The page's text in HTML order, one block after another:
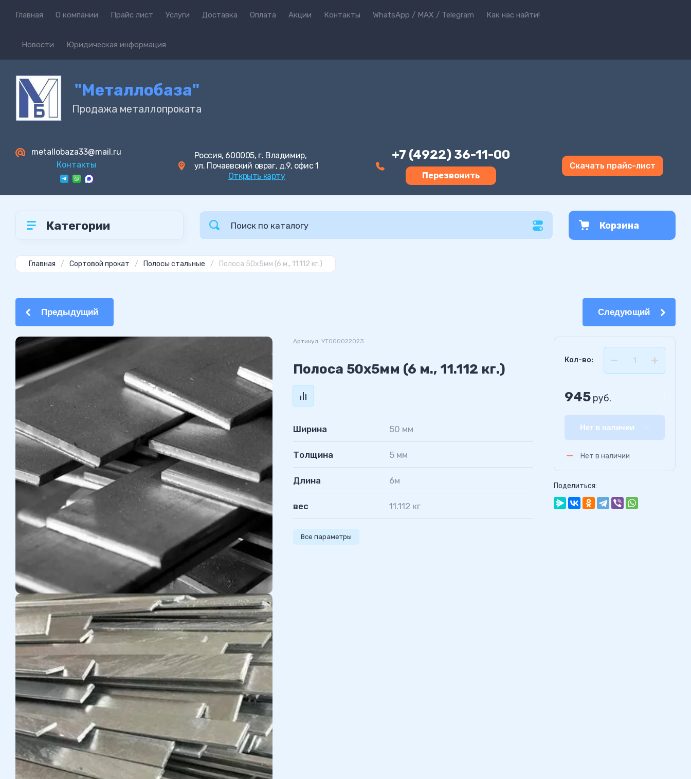
Главная О компании Прайс лист Услуги Доставка Оплата Акции Контакты WhatsApp / MAX / Telegram Как нас найти!
Новости Юридическая информация
"Металлобаза"
Продажа металлопроката
metallobaza33@mail.ru
Контакты
Россия, 600005, г. Владимир,
ул. Почаевский овраг, д.9, офис 1
Открыть карту
+7 (4922) 36-11-00
Перезвонить
Скачать прайс-лист
Категории Корзина
Главная / Сортовой прокат / Полосы стальные / Полоса 50х5мм (6 м., 11.112 кг.)
Предыдущий Следующий
Артикул: УТ000022023
Полоса 50х5мм (6 м., 11.112 кг.)
Ширина 50 мм
Толщина 5 мм
Длина 6м
вес 11.112 кг
Все параметры
Кол-во:
945 руб.
Нет в наличии
Нет в наличии
Поделиться: